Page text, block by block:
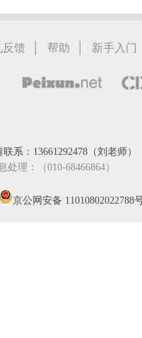
反馈 | 帮助 | 新手入门
系：13661292478（刘老师）
理：（010-68466864）
京公网安备 11010802022788